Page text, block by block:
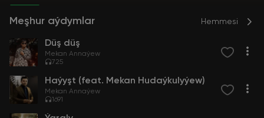
Meşhur aýdymlar Hemmesi
Düş düş
Mekan Annaýew
725
Haýyşt (feat. Mekan Hudaýkulyýew)
Mekan Annaýew
1691